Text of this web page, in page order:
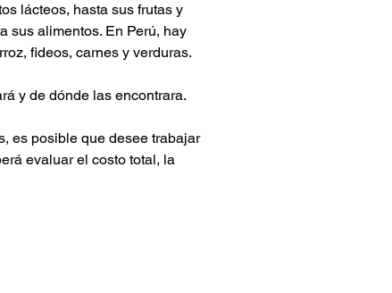
lácteos, hasta sus frutas y
sus alimentos. En Perú, hay
fideos, carnes y verduras.
y de dónde las encontrara.
es posible que desee trabajar
evaluar el costo total, la